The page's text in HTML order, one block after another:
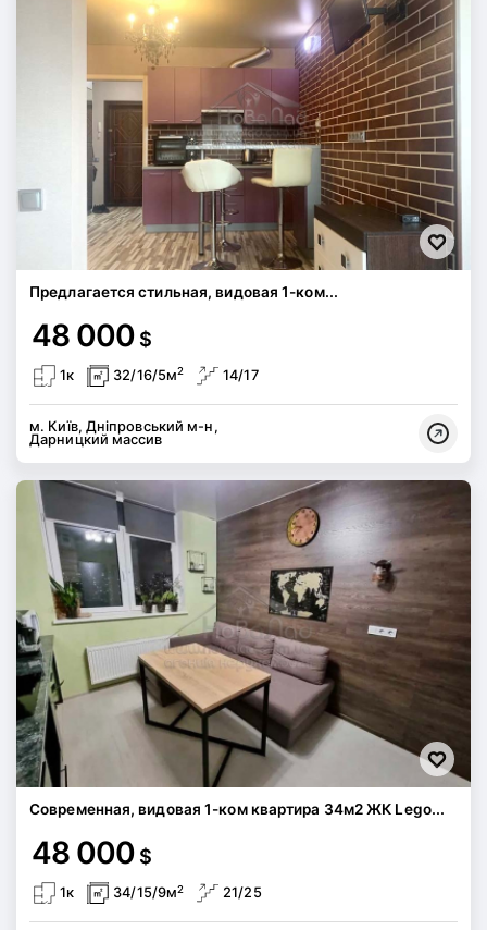
Предлагается стильная, видовая 1-ком...
48 000 $
1к 32/16/5м2 14/17
м. Київ, Дніпровський м-н,
Дарницкий массив
Современная, видовая 1-ком квартира 34м2 ЖК Lego...
48 000 $
1к 34/15/9м2 21/25